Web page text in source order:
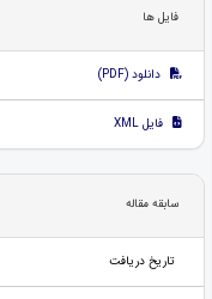
فایل ها
دانلود (PDF)
فایل XML
سابقه مقاله
تاریخ دریافت